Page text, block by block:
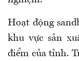
Hoạt động
khu vực sản
điểm của tỉnh.